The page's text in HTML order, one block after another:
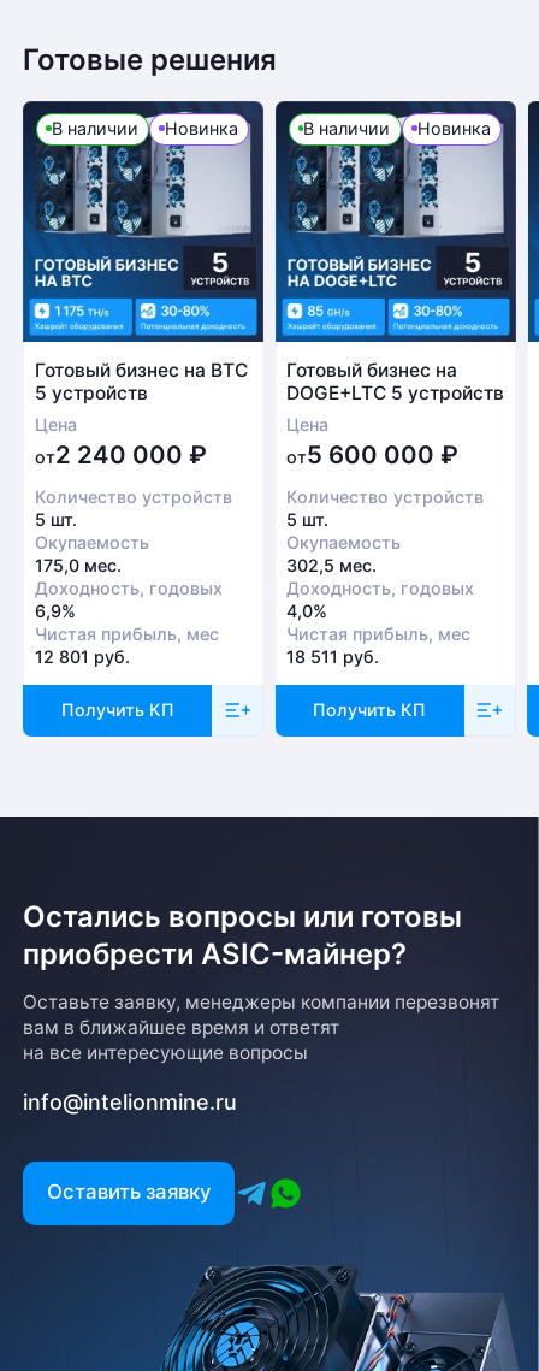
Готовые решения
В наличии Новинка
Готовый бизнес на BTC
5 устройств
Цена
от2 240 000 ₽
Количество устройств
5 шт.
Окупаемость
175,0 мес.
Доходность, годовых
6,9%
Чистая прибыль, мес
12 801 руб.
Получить КП
В наличии Новинка
Готовый бизнес на
DOGE+LTC 5 устройств
Цена
от5 600 000₽
Количество устройств
5 шт.
Окупаемость
302,5 мес.
Доходность, годовых
4,0%
Чистая прибыль, мес
18 511 руб.
Получить КП
Остались вопросы или готовы
приобрести ASIC-майнер?
Оставьте заявку, менеджеры компании перезвонят
вам в ближайшее время и ответят
на все интересующие вопросы
info@intelionmine.ru
Оставить заявку